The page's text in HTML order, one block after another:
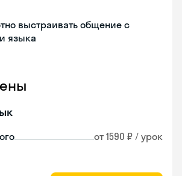
выстраивать общение с
языка
от 1590 ₽ / урок